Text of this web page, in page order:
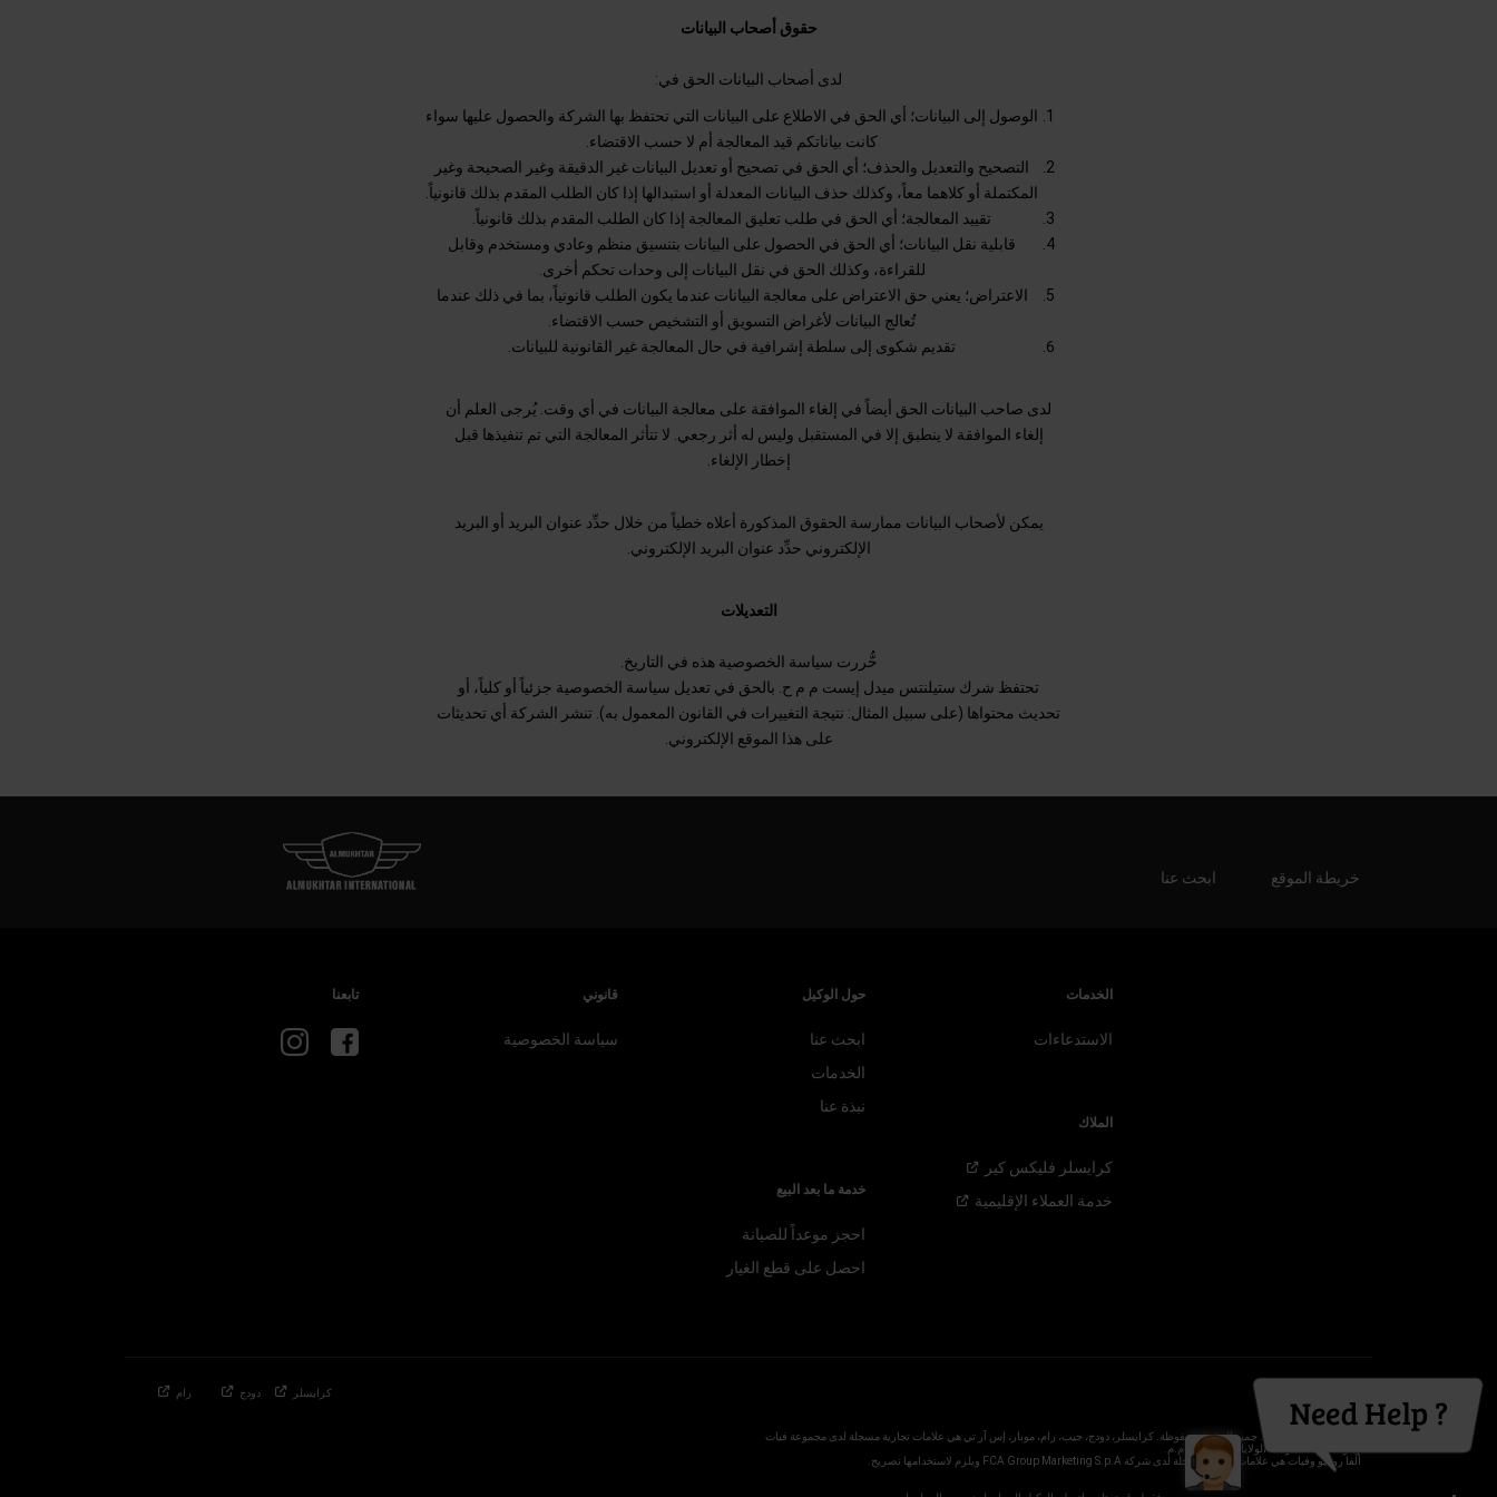
حقوق أصحاب البيانات
لدى أصحاب البيانات الحق في:
الوصول إلى البيانات؛ أي الحق في الاطلاع على البيانات التي تحتفظ بها الشركة والحصول عليها سواء
كانت بياناتكم قيد المعالجة أم لا حسب الاقتضاء.
التصحيح والتعديل والحذف؛ أي الحق في تصحيح أو تعديل البيانات غير الدقيقة وغير الصحيحة وغير
المكتملة أو كلاهما معاً، وكذلك حذف البيانات المعدلة أو استبدالها إذا كان الطلب المقدم بذلك قانونياً.
تقييد المعالجة؛ أي الحق في طلب تعليق المعالجة إذا كان الطلب المقدم بذلك قانونياً.
قابلية نقل البيانات؛ أي الحق في الحصول على البيانات بتنسيق منظم وعادي ومستخدم وقابل
للقراءة، وكذلك الحق في نقل البيانات إلى وحدات تحكم أخرى.
الاعتراض؛ يعني حق الاعتراض على معالجة البيانات عندما يكون الطلب قانونياً، بما في ذلك عندما
تُعالج البيانات لأغراض التسويق أو التشخيص حسب الاقتضاء.
تقديم شكوى إلى سلطة إشرافية في حال المعالجة غير القانونية للبيانات.
لدى صاحب البيانات الحق أيضاً في إلغاء الموافقة على معالجة البيانات في أي وقت. يُرجى العلم أن
إلغاء الموافقة لا ينطبق إلا في المستقبل وليس له أثر رجعي. لا تتأثر المعالجة التي تم تنفيذها قبل
إخطار الإلغاء.
يمكن لأصحاب البيانات ممارسة الحقوق المذكورة أعلاه خطياً من خلال حدِّد عنوان البريد أو البريد
الإلكتروني حدِّد عنوان البريد الإلكتروني.
التعديلات
حُّررت سياسة الخصوصية هذه في التاريخ.
تحتفظ شرك ستيلنتس ميدل إيست م م ح. بالحق في تعديل سياسة الخصوصية جزئياً أو كلياً، أو
تحديث محتواها (على سبيل المثال: نتيجة التغييرات في القانون المعمول به). تنشر الشركة أي تحديثات
على هذا الموقع الإلكتروني.
خريطة الموقع ابحث عنا
الخدمات
الاستدعاءات
الملاك
كرايسلر فليكس كير
خدمة العملاء الإقليمية
حول الوكيل
ابحث عنا
الخدمات
نبذة عنا
خدمة ما بعد البيع
احجز موعداً للصيانة
احصل على قطع الغيار
قانوني
سياسة الخصوصية
تابعنا
كرايسلر دودج رام
©2026 FCA US LLC. جميع الحقوق محفوظة. كرايسلر، دودج، جيب، رام، موبار، إس آر تي هي علامات تجارية مسجلة لدى مجموعة فيات